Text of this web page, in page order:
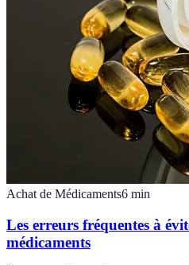
Achat de Médicaments6 min
Les erreurs fréquentes à
médicaments